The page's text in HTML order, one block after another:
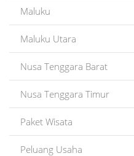
Maluku
Maluku Utara
Nusa Tenggara Barat
Nusa Tenggara Timur
Paket Wisata
Peluang Usaha